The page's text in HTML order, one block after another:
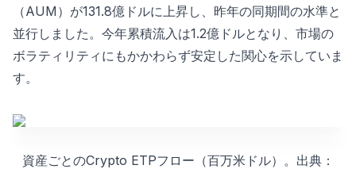
（AUM）が131.8億ドルに上昇し、昨年の同期間の水準と
並行しました。今年累積流入は1.2億ドルとなり、市場の
ボラティリティにもかかわらず安定した関心を示していま
す。
資産ごとのCrypto ETPフロー（百万米ドル）。出典：